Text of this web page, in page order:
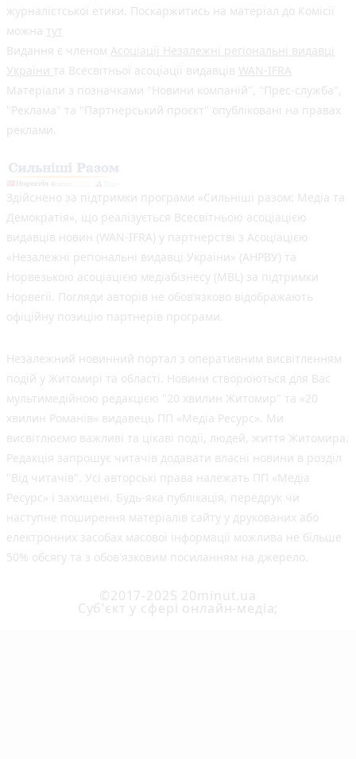
журналістської етики. Поскаржитись на матеріал до Комісії
можна тут
Видання є членом Асоціації Незалежні регіональні видавці
України та Всесвітньої асоціації видавців WAN-IFRA
Матеріали з позначками "Новини компаній", "Прес-служба",
"Реклама" та "Партнерський проєкт" опубліковані на правах
реклами.
Здійснено за підтримки програми «Сильніші разом: Медіа та
Демократія», що реалізується Всесвітньою асоціацією
видавців новин (WAN-IFRA) у партнерстві з Асоціацією
«Незалежні регіональні видавці України» (АНРВУ) та
Норвезькою асоціацією медіабізнесу (MBL) за підтримки
Норвегії. Погляди авторів не обов’язково відображають
офіційну позицію партнерів програми.
Незалежний новинний портал з оперативним висвітленням
подій у Житомирі та області. Новини створюються для Вас
мультимедійною редакцією "20 хвилин Житомир" та «20
хвилин Романів» видавець ПП «Медіа Ресурс». Ми
висвітлюємо важливі та цікаві події, людей, життя Житомира.
Редакція запрошує читачів додавати власні новини в розділ
"Від читачів". Усі авторські права належать ПП «Медіа
Ресурс» і захищені. Будь-яка публiкацiя, передрук чи
наступне поширення матеріалів сайту у друкованих або
електронних засобах масової інформації можлива не більше
50% обсягу та з обов'язковим посиланням на джерело.
©2017-2025 20minut.ua
Cуб'єкт у сфері онлайн-медіа;